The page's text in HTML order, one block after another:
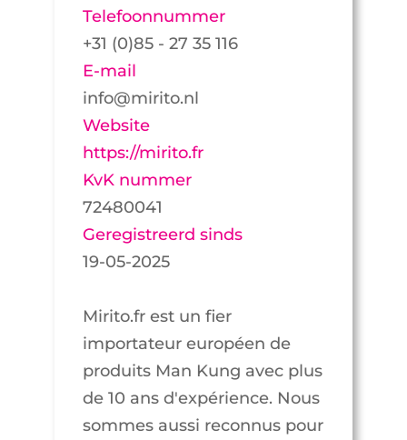
Telefoonnummer
+31 (0)85 - 27 35 116
E-mail
info@mirito.nl
Website
https://mirito.fr
KvK nummer
72480041
Geregistreerd sinds
19-05-2025
Mirito.fr est un fier
importateur européen de
produits Man Kung avec plus
de 10 ans d'expérience. Nous
sommes aussi reconnus pour